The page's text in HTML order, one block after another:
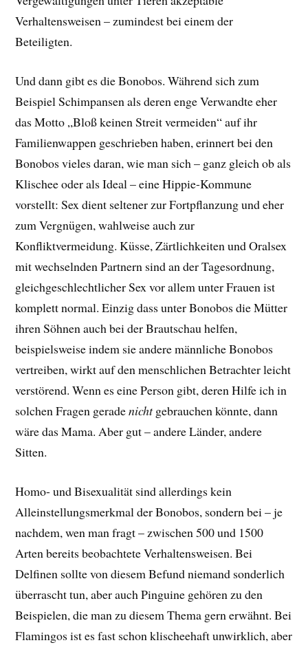
Verhaltensweisen – zumindest bei einem der
Beteiligten.
Und dann gibt es die Bonobos. Während sich zum
Beispiel Schimpansen als deren enge Verwandte eher
das Motto „Bloß keinen Streit vermeiden“ auf ihr
Familienwappen geschrieben haben, erinnert bei den
Bonobos vieles daran, wie man sich – ganz gleich ob als
Klischee oder als Ideal – eine Hippie-Kommune
vorstellt: Sex dient seltener zur Fortpflanzung und eher
zum Vergnügen, wahlweise auch zur
Konfliktvermeidung. Küsse, Zärtlichkeiten und Oralsex
mit wechselnden Partnern sind an der Tagesordnung,
gleichgeschlechtlicher Sex vor allem unter Frauen ist
komplett normal. Einzig dass unter Bonobos die Mütter
ihren Söhnen auch bei der Brautschau helfen,
beispielsweise indem sie andere männliche Bonobos
vertreiben, wirkt auf den menschlichen Betrachter leicht
verstörend. Wenn es eine Person gibt, deren Hilfe ich in
solchen Fragen geradenichtgebrauchen könnte, dann
wäre das Mama. Aber gut – andere Länder, andere
Sitten.
Homo- und Bisexualität sind allerdings kein
Alleinstellungsmerkmal der Bonobos, sondern bei – je
nachdem, wen man fragt – zwischen 500 und 1500
Arten bereits beobachtete Verhaltensweisen. Bei
Delfinen sollte von diesem Befund niemand sonderlich
überrascht tun, aber auch Pinguine gehören zu den
Beispielen, die man zu diesem Thema gern erwähnt. Bei
Flamingos ist es fast schon klischeehaft unwirklich, aber